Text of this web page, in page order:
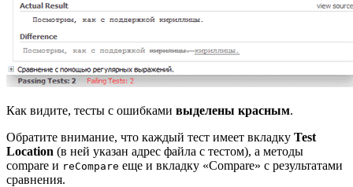
Как видите, тесты с ошибками выделены красным.
Обратите внимание, что каждый тест имеет вкладку Test
Location (в ней указан адрес файла с тестом), а методы
compare и reCompare еще и вкладку «Compare» с результатами
сравнения.